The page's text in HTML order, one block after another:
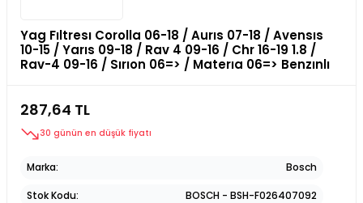
Yag Fıltresı Corolla 06-18 / Aurıs 07-18 / Avensıs
10-15 / Yarıs 09-18 / Rav 4 09-16 / Chr 16-19 1.8 /
Rav-4 09-16 / Sırıon 06=> / Materıa 06=> Benzınlı
287,64 TL
30 günün en düşük fiyatı
Marka Bosch
Stok Kodu BOSCH - BSH-F026407092